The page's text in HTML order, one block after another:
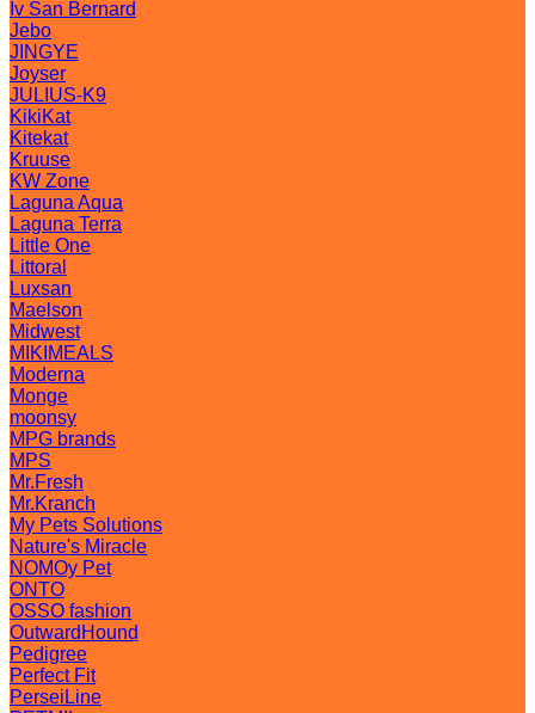
Iv San Bernard
Jebo
JINGYE
Joyser
JULIUS-K9
KikiKat
Kitekat
Kruuse
KW Zone
Laguna Aqua
Laguna Terra
Little One
Littoral
Luxsan
Maelson
Midwest
MIKIMEALS
Moderna
Monge
moonsy
MPG brands
MPS
Mr.Fresh
Mr.Kranch
My Pets Solutions
Nature's Miracle
NOMOy Pet
ONTO
OSSO fashion
OutwardHound
Pedigree
Perfect Fit
PerseiLine